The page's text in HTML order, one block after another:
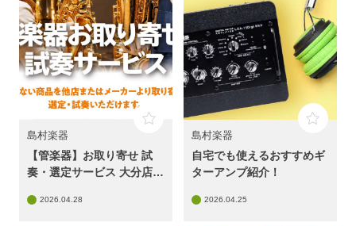
島村楽器
【管楽器】お取り寄せ 試
奏・選定サービス 大分店で
2026.04.28
島村楽器
自宅でも使えるおすすめギ
ターアンプ紹介！
2026.04.25